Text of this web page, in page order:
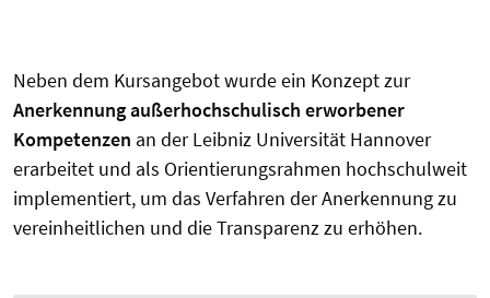
Neben dem Kursangebot wurde ein Konzept zur
Anerkennung außerhochschulisch erworbener
Kompetenzen an der Leibniz Universität Hannover
erarbeitet und als Orientierungsrahmen hochschulweit
implementiert, um das Verfahren der Anerkennung zu
vereinheitlichen und die Transparenz zu erhöhen.